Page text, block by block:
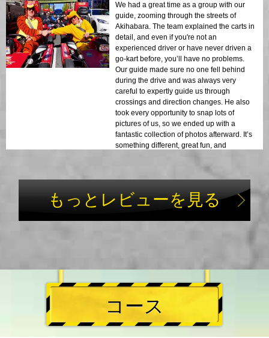
We had a great time as a group with our
guide, zooming through the streets of
Akihabara. The team explained the carts in
detail, and even if you're not an
experienced driver or have never driven a
go-kart before, you’ll have no problems.
Our guide made sure no one fell behind
during the drive and was always very
careful to expertly guide us through
crossings and direction changes. He also
took every opportunity to snap lots of
pictures of us, so we ended up with a
fantastic collection of photos afterward. It’s
something different, great fun, and
もっとレビューを見る
コース